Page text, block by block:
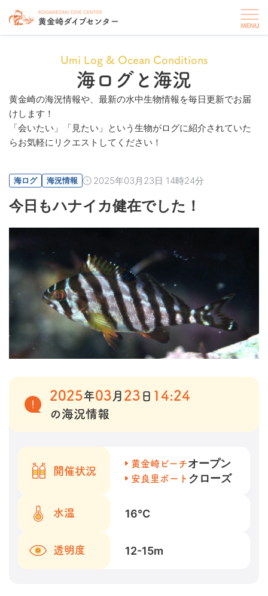
Umi Log & Ocean Conditions
海ログと海況
黄金崎の海況情報や、最新の水中生物情報を毎日更新でお届
けします！
「会いたい」「見たい」という生物がログに紹介されていた
らお気軽にリクエストしてください！
海ログ 海況情報 2025年03月23日 14時24分
今日もハナイカ健在でした！
2025年03 月 23 日 14:24
の海況情報
開催状況
黄金崎ビーチオープン
安良里ボート クローズ
水温 16℃
透明度 12-15m